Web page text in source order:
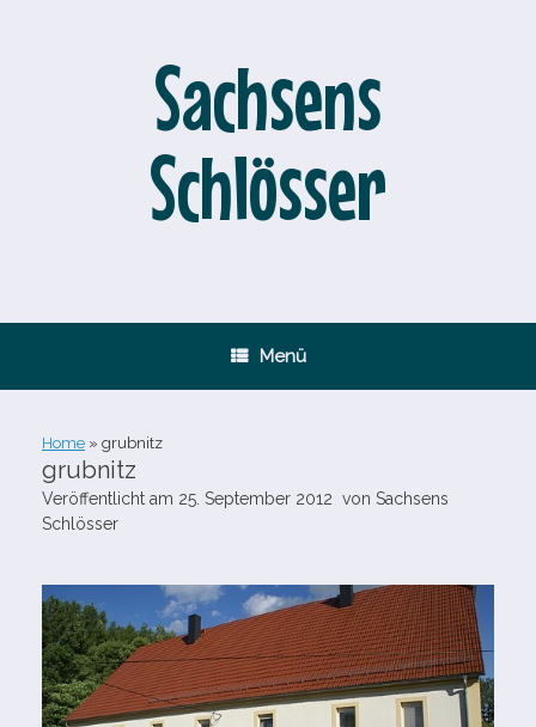
Sachsens
Schlösser
Menü
Home » grubnitz
grubnitz
Veröffentlicht am 25. September 2012 von Sachsens
Schlösser